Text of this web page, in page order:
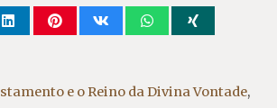
e o Reino da Divina Vontade,